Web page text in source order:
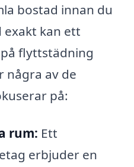
bostad innan du
exakt kan ett
flyttstädning
några av de
på:
rum: Ett
erbjuder en